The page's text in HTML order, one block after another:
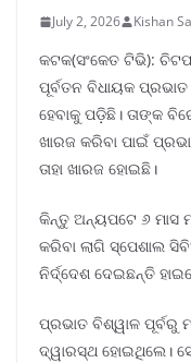
July 2, 2026 Kishan
କଟକ(ସଂକେତ ଟିଭି):
ପୂର୍ବତନ ବିଧାୟକ
ହେବାକୁ ପଡ଼ିଛି। ତାଙ୍କ
ଖାରଜ କରିବା ପାଇଁ
ତାହା ଖାରଜ ହୋଇଛି।
କିନ୍ତୁ ଅନ୍ୟପଟେ ୬ ମାସ
କରିବା ଲାଗି ସ୍ପେଶାଲ
ନିର୍ଦ୍ଦେଶ ଦେଇଛନ୍ତି
ପ୍ରଭାତ ବିଶ୍ୱାଳ ପୂର୍ବରୁ
ଦ୍ୱାରସ୍ଥ ହୋଇଥିଲେ।